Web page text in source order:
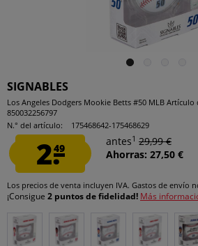
SIGNABLES
Los Angeles Dodgers Mookie Betts #50 MLB Artículo
850032256797
N.° del artículo:
175468642-175468629
2.49
antes1 29,99 €
Ahorras: 27,50 €
Los precios de venta incluyen IVA. Gastos de envío
¡Consigue 2 puntos de fidelidad! Más